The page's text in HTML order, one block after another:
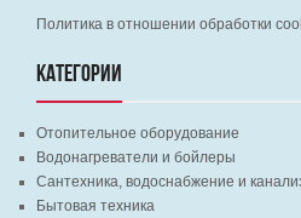
Политика в отношении обработки
КАТЕГОРИИ
Отопительное оборудование
Водонагреватели и бойлеры
Сантехника, водоснабжение и
Бытовая техника